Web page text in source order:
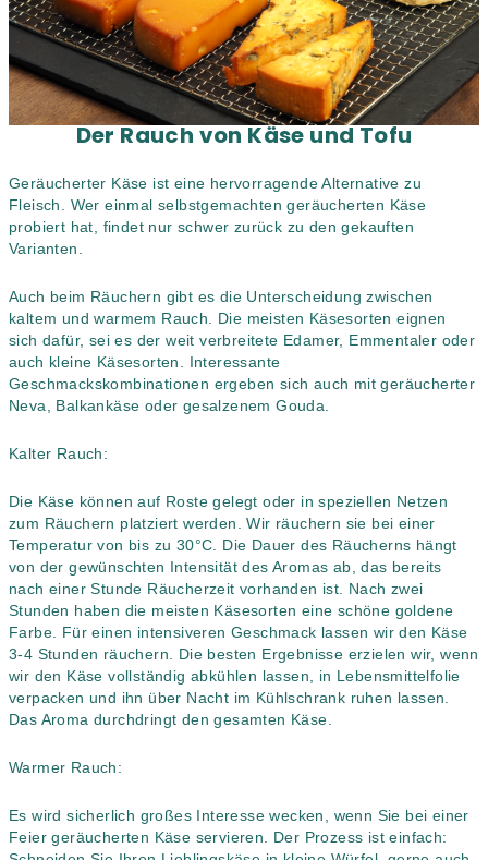
Der Rauch von Käse und Tofu
Geräucherter Käse ist eine hervorragende Alternative zu
Fleisch. Wer einmal selbstgemachten geräucherten Käse
probiert hat, findet nur schwer zurück zu den gekauften
Varianten.
Auch beim Räuchern gibt es die Unterscheidung zwischen
kaltem und warmem Rauch. Die meisten Käsesorten eignen
sich dafür, sei es der weit verbreitete Edamer, Emmentaler oder
auch kleine Käsesorten. Interessante
Geschmackskombinationen ergeben sich auch mit geräucherter
Neva, Balkankäse oder gesalzenem Gouda.
Kalter Rauch:
Die Käse können auf Roste gelegt oder in speziellen Netzen
zum Räuchern platziert werden. Wir räuchern sie bei einer
Temperatur von bis zu 30°C. Die Dauer des Räucherns hängt
von der gewünschten Intensität des Aromas ab, das bereits
nach einer Stunde Räucherzeit vorhanden ist. Nach zwei
Stunden haben die meisten Käsesorten eine schöne goldene
Farbe. Für einen intensiveren Geschmack lassen wir den Käse
3-4 Stunden räuchern. Die besten Ergebnisse erzielen wir, wenn
wir den Käse vollständig abkühlen lassen, in Lebensmittelfolie
verpacken und ihn über Nacht im Kühlschrank ruhen lassen.
Das Aroma durchdringt den gesamten Käse.
Warmer Rauch:
Es wird sicherlich großes Interesse wecken, wenn Sie bei einer
Feier geräucherten Käse servieren. Der Prozess ist einfach: